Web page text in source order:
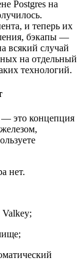
Postgres на
и теперь их
бэкапы —
всякий случай
на отдельный
технологий.
— это концепция
нет.
Valkey;